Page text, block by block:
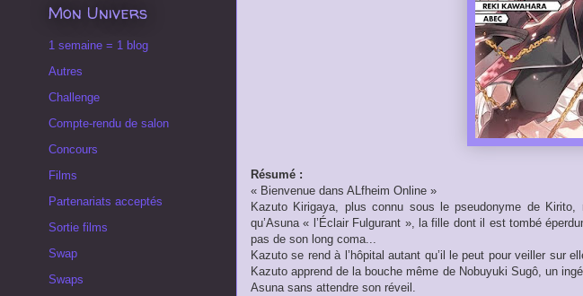
Résumé :
« Bienvenue dans ALfheim Online »
Kazuto Kirigaya, plus connu sous le pseudonyme de
qu’Asuna « l’Éclair Fulgurant », la fille dont il est tombé
pas de son long coma...
Kazuto se rend à l’hôpital autant qu’il le peut pour veiller sur
Kazuto apprend de la bouche même de Nobuyuki Sugô, un
Asuna sans attendre son réveil.
Mon Univers
1 semaine = 1 blog
Autres
Challenge
Compte-rendu de salon
Concours
Films
Partenariats acceptés
Sortie films
Swap
Swaps